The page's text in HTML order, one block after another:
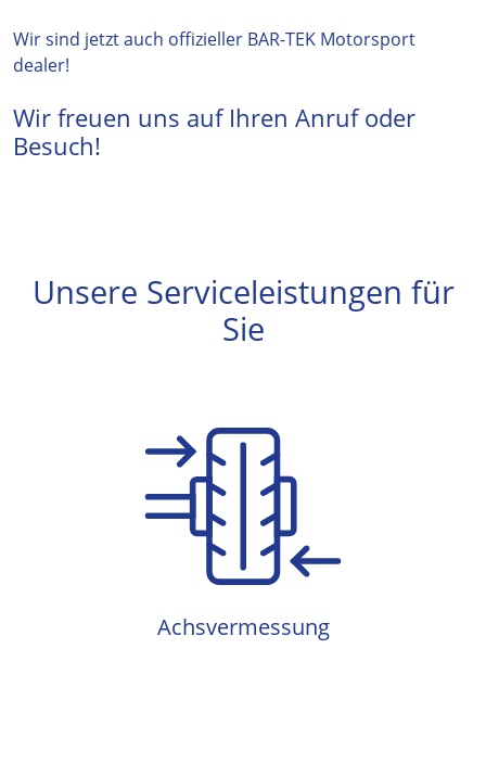
Wir sind jetzt auch offizieller BAR-TEK Motorsport
dealer!
Wir freuen uns auf Ihren Anruf oder
Besuch!
Unsere Serviceleistungen für
Sie
Achsvermessung
Achsvermessung